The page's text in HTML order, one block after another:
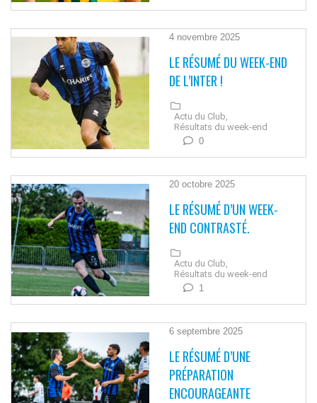
4 novembre 2025
LE RÉSUMÉ DU WEEK-END
DE L’INTER !
Actu du Club,
Résultats du week-end
0
20 octobre 2025
LE RÉSUMÉ D’UN WEEK-
END CONTRASTÉ.
Actu du Club,
Résultats du week-end
1
6 septembre 2025
LE RÉSUMÉ D’UNE
PRÉPARATION
ENCOURAGEANTE